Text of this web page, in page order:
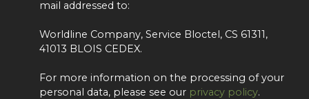
mail addressed to:
Worldline Company, Service Bloctel, CS 61311,
41013 BLOIS CEDEX.
For more information on the processing of your
personal data, please see our privacy policy.